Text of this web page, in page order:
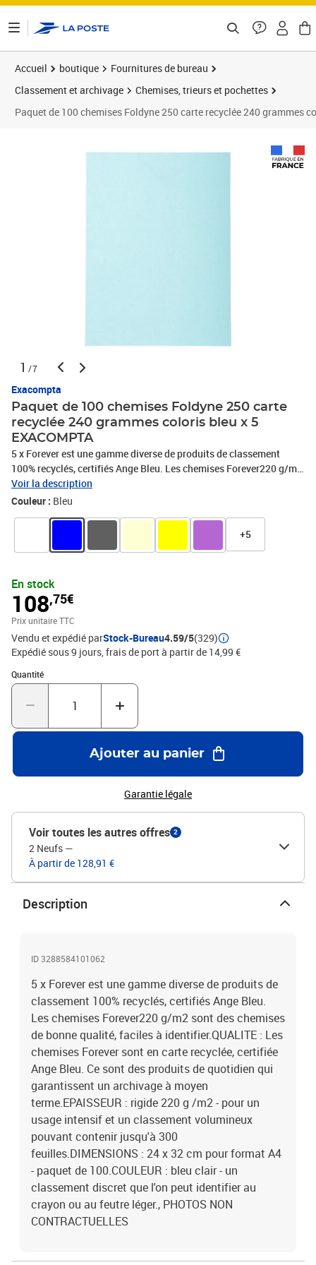
Accueil boutique
Fournitures de bureau
Classement et archivage
Chemises, trieurs et pochettes
Paquet de 100 chemises Foldyne 250 carte recyclée 240 grammes
1 /7
Exacompta
Paquet de 100 chemises Foldyne 250 carte
recyclée 240 grammes coloris bleu x 5
EXACOMPTA
5 x Forever est une gamme diverse de produits de classement
100% recyclés, certifiés Ange Bleu. Les chemises Forever220 g/m2
sont des chemises de bonne qualité, faciles à identifier.QUALITE :
Les chemises Forever sont en carte recyclée, certifiée Ange Bleu.
moyen terme.EPAISSEUR : rigide 220 g /m2 - pour un usage
intensif et un classement volumineux pouvant contenir jusqu'à
300 feuilles.DIMENSIONS : 24 x 32 cm pour format A4 - paquet de
identifier au crayon ou au feutre léger., PHOTOS NON
CONTRACTUELLES
Voir la description
Couleur : Bleu
+5
En stock
108,75€
Prix unitaire TTC
Vendu et expédié parStock-Bureau4.59/5(329)
Expédié sous 9 jours, frais de port à partir de 14,99 €
Quantité
Quantité : 1
Ajouter au panier
Garantie légale
Voir toutes les autres offres 2
2 Neufs —
À partir de 128,91 €
Description
ID 3288584101062
5 x Forever est une gamme diverse de produits de
classement 100% recyclés, certifiés Ange Bleu.
Les chemises Forever220 g/m2 sont des chemises
de bonne qualité, faciles à identifier.QUALITE : Les
chemises Forever sont en carte recyclée, certifiée
Ange Bleu. Ce sont des produits de quotidien qui
garantissent un archivage à moyen
terme.EPAISSEUR : rigide 220 g /m2 - pour un
usage intensif et un classement volumineux
pouvant contenir jusqu'à 300
feuilles.DIMENSIONS : 24 x 32 cm pour format A4
- paquet de 100.COULEUR : bleu clair - un
classement discret que l'on peut identifier au
crayon ou au feutre léger., PHOTOS NON
CONTRACTUELLES